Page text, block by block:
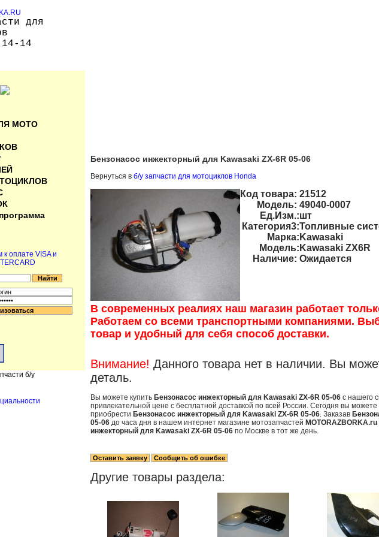
для
14
Бензонасос инжекторный для Kawasaki ZX-6R 05-06
Вернуться в б/у запчасти для мотоциклов Honda
Код товара: 21512
Модель: 49040-0007
Ед.Изм.:шт
Категория3:Топливные
Марка: Kawasaki
Модель: Kawasaki ZX6R
Наличие: Ожидается
В современных реалиях наш магазин работает
Работаем со всеми транспортными компаниями.
товар и удобный для себя способ доставки.
Внимание! Данного товара нет в наличии. Вы
деталь.
Вы можете купить Бензонасос инжекторный для Kawasaki ZX-6R 05-06 с нашего
привлекательной цене с бесплатной доставкой по всей России. Сегодня вы
приобрести Бензонасос инжекторный для Kawasaki ZX-6R 05-06. Заказав
05-06 до часа дня в нашем интернет магазине мотозапчастей MOTORAZBORKA.ru
инжекторный для Kawasaki ZX-6R 05-06 по Москве в тот же день.
Другие товары раздела:
МОТО